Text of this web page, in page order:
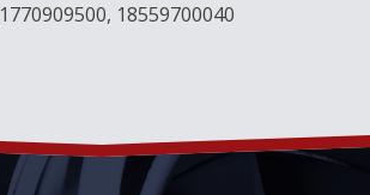
18559700040